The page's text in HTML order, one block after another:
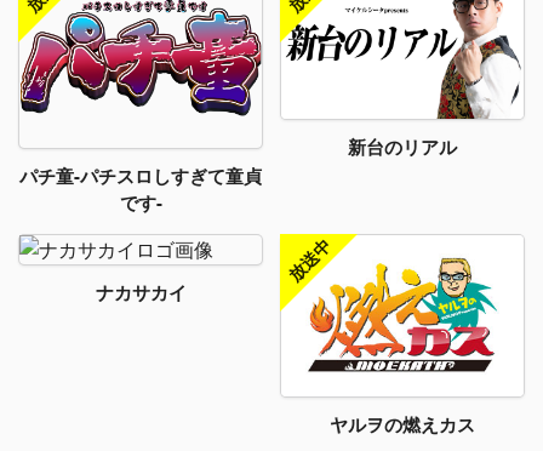
パチ童-パチスロしすぎて童貞
です-
新台のリアル
ナカサカイ
ヤルヲの燃えカス